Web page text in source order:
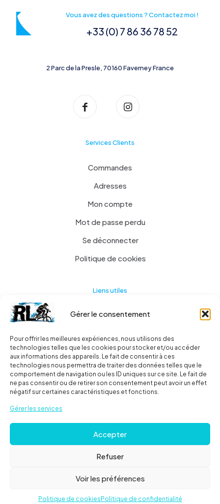
Gérer le consentement
Pour offrir les meilleures expériences, nous utilisons des
technologies telles que les cookies pour stocker et/ou accéder
aux informations des appareils. Le fait de consentir à ces
technologies nous permettra de traiter des données telles que le
comportement de navigation ou les ID uniques sur ce site. Le fait de
ne pas consentir ou de retirer son consentement peut avoir un effet
négatif sur certaines caractéristiques et fonctions.
Gérer les services
Accepter
Refuser
Voir les préférences
Politique de cookies Politique de confidentialité
Vous avez des questions ? Contactez moi !
+33 (0) 7 86 36 78 52
2 Parc de la Presle, 70160 Faverney France
Services Clients
Commandes
Adresses
Mon compte
Mot de passe perdu
Se déconnecter
Politique de cookies
Liens utiles
Actualités
A propos
Contact
Ma liste
FAQ
Roues libres| Tous droits réservés |